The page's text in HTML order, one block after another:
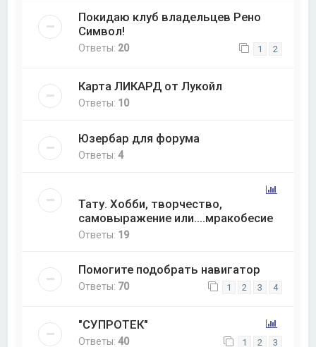
Покидаю клуб владельцев Рено
Символ!
Ответы: 20 1 2
Карта ЛИКАРД от Лукойл
Ответы: 10
Юзербар для форума
Ответы:4
Тату. Хобби, творчество,
самовыражение или....мракобесие
Ответы: 19
Помогите подобрать навигатор
Ответы: 70 1 2 3 4
"СУПРОТЕК"
Ответы:40 1 2 3